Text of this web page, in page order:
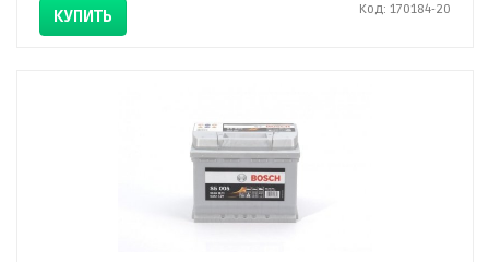
КУПИТЬ Код: 170184-20